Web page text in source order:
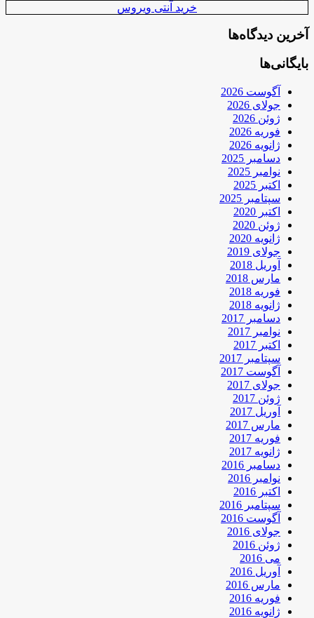
خرید آنتی ویروس
آخرین دیدگاه‌ها
بایگانی‌ها
آگوست 2026
جولای 2026
ژوئن 2026
فوریه 2026
ژانویه 2026
دسامبر 2025
نوامبر 2025
اکتبر 2025
سپتامبر 2025
اکتبر 2020
ژوئن 2020
ژانویه 2020
جولای 2019
آوریل 2018
مارس 2018
فوریه 2018
ژانویه 2018
دسامبر 2017
نوامبر 2017
اکتبر 2017
سپتامبر 2017
آگوست 2017
جولای 2017
ژوئن 2017
آوریل 2017
مارس 2017
فوریه 2017
ژانویه 2017
دسامبر 2016
نوامبر 2016
اکتبر 2016
سپتامبر 2016
آگوست 2016
جولای 2016
ژوئن 2016
می 2016
آوریل 2016
مارس 2016
فوریه 2016
ژانویه 2016